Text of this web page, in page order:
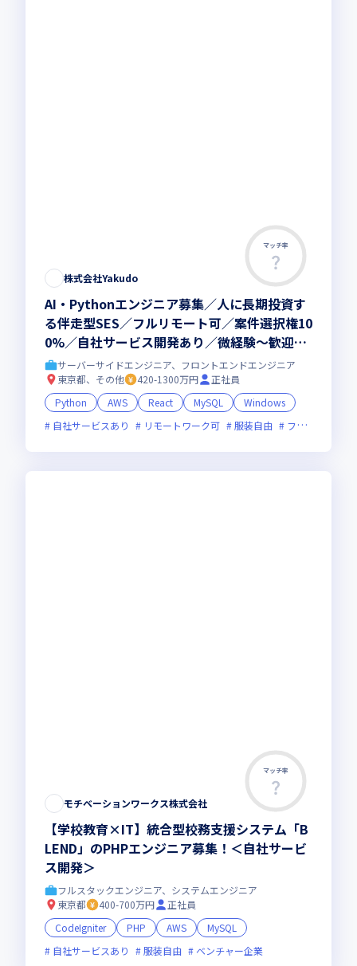
マッチ率
株式会社Yakudo
AI・Pythonエンジニア募集／人に長期投資す
る伴走型SES／フルリモート可／案件選択権10
0%／自社サービス開発あり／微経験〜歓迎／
面接1回
サーバーサイドエンジニア、フロントエンドエンジニア
東京都、その他
420-1300万円
正社員
Python
AWS React MySQL
Windows
自社サービスあり
リモートワーク可 服装自由 フレックス制度あり
マッチ率
モチベーションワークス株式会社
【学校教育×IT】統合型校務支援システム「B
LEND」のPHPエンジニア募集！＜自社サービ
ス開発＞
フルスタックエンジニア、システムエンジニア
東京都
400-700万円
正社員
CodeIgniter
PHP AWS
MySQL
自社サービスあり
服装自由 ベンチャー企業